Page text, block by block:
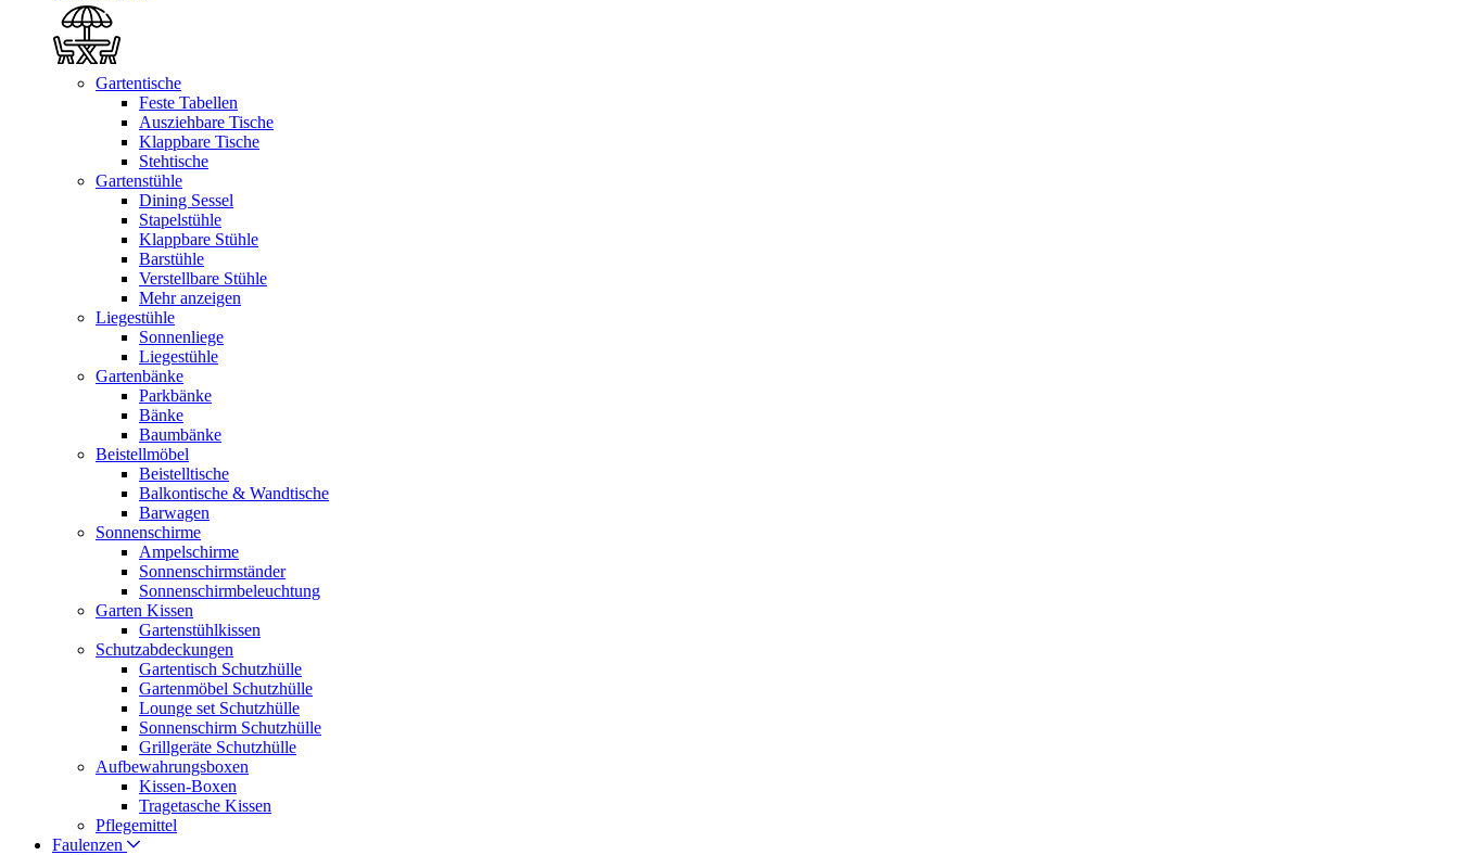
Gartentische
Feste Tabellen
Ausziehbare Tische
Klappbare Tische
Stehtische
Gartenstühle
Dining Sessel
Stapelstühle
Klappbare Stühle
Barstühle
Verstellbare Stühle
Mehr anzeigen
Liegestühle
Sonnenliege
Liegestühle
Gartenbänke
Parkbänke
Bänke
Baumbänke
Beistellmöbel
Beistelltische
Balkontische & Wandtische
Barwagen
Sonnenschirme
Ampelschirme
Sonnenschirmständer
Sonnenschirmbeleuchtung
Garten Kissen
Gartenstühlkissen
Schutzabdeckungen
Gartentisch Schutzhülle
Gartenmöbel Schutzhülle
Lounge set Schutzhülle
Sonnenschirm Schutzhülle
Grillgeräte Schutzhülle
Aufbewahrungsboxen
Kissen-Boxen
Tragetasche Kissen
Pflegemittel
Faulenzen